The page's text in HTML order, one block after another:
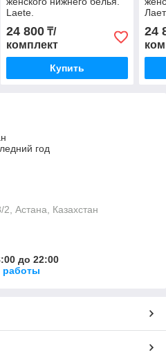
Laete.
24 800₸/
комплект
Купить
24
год
Астана, Казахстан
до 22:00
работы